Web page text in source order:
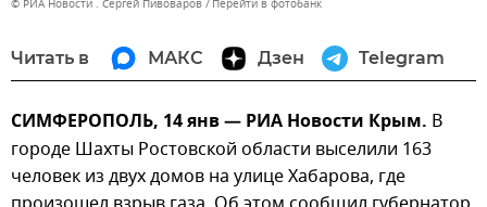
© РИА Новости . Сергей Пивоваров Перейти в фотобанк
Читать в МАКС Дзен Telegram
СИМФЕРОПОЛЬ, 14 янв — РИА Новости Крым. В
городе Шахты Ростовской области выселили 163
человек из двух домов на улице Хабарова, где